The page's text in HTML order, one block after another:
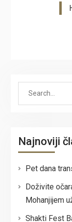
Najnoviji
Pet dana
Doživite
Mohanjijem
Shakti Fest